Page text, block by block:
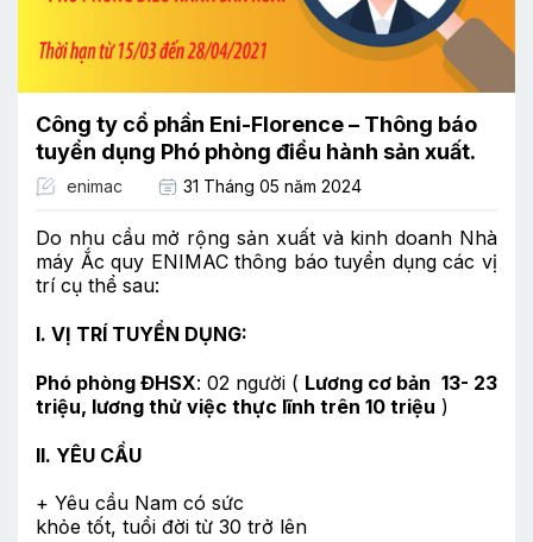
Công ty cổ phần Eni-Florence – Thông báo
tuyển dụng Phó phòng điều hành sản xuất.
enimac 31 Tháng 05 năm 2024
Do nhu cầu mở rộng sản xuất và kinh doanh Nhà
máy Ắc quy ENIMAC thông báo tuyển dụng các vị
trí cụ thể sau:
I. VỊ TRÍ TUYỂN DỤNG:
Phó phòng ĐHSX: 02 người ( Lương cơ bản 13- 23
triệu, lương thử việc thực lĩnh trên 10 triệu )
II. YÊU CẦU
+ Yêu cầu Nam có sức
khỏe tốt, tuổi đời từ 30 trở lên